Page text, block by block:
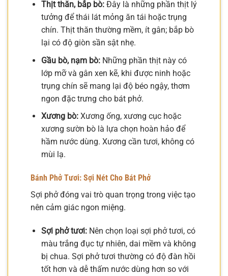
Thịt thăn, bắp bò:Đây là những phần thịt lý
tưởng để thái lát mỏng ăn tái hoặc trụng
chín. Thịt thăn thường mềm, ít gân; bắp bò
lại có độ giòn sần sật nhẹ.
Gầu bò, nạm bò:Những phần thịt này có
lớp mỡ và gân xen kẽ, khi được ninh hoặc
trụng chín sẽ mang lại độ béo ngậy, thơm
ngon đặc trưng cho bát phở.
Xương bò:Xương ống, xương cục hoặc
xương sườn bò là lựa chọn hoàn hảo để
hầm nước dùng. Xương cần tươi, không có
mùi lạ.
Bánh Phở Tươi: Sợi Nét Cho Bát Phở
Sợi phở đóng vai trò quan trọng trong việc tạo
nên cảm giác ngon miệng.
Sợi phở tươi:Nên chọn loại sợi phở tươi, có
màu trắng đục tự nhiên, dai mềm và không
bị chua. Sợi phở tươi thường có độ đàn hồi
tốt hơn và dễ thấm nước dùng hơn so với